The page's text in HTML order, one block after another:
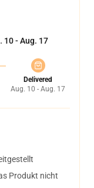
10 - Aug. 17
Delivered
Aug. 10 - Aug. 17
Produkt nicht